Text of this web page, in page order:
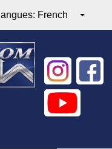
langues: French